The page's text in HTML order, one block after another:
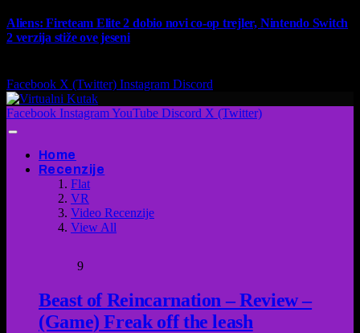
Aliens: Fireteam Elite 2 dobio novi co-op trejler, Nintendo Switch
2 verzija stiže ove jeseni
Facebook X (Twitter) Instagram Discord
Facebook InstagramYouTube Discord X (Twitter)
Home
Recenzije
Flat
VR
Video Recenzije
View All
9
Beast of Reincarnation – Review –
(Game) Freak off the leash